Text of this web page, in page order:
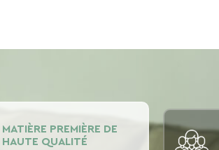
MATIÈRE PREMIÈRE DE
HAUTE QUALITÉ